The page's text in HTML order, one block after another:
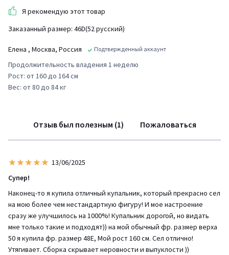
Я рекомендую этот товар
Заказанный размер: 46D(52 русский)
Eлена , Москва, Россия Подтвержденный аккаунт
Продолжительность владения 1 неделю
Рост: от 160 до 164 см
Вес: от 80 до 84 кг
Отзыв был полезным (1) Пожаловаться
13/06/2025
Супер!
Наконец-то я купила отличный купальник, который прекрасно сел
на мою более чем нестандартную фигуру! И мое настроение
сразу же улучшилось на 1000%! Купальник дорогой, но видать
мне только такие и подходят)) на мой обычный фр. размер верха
50 я купила фр. размер 48Е, Мой рост 160 см. Сел отлично!
Утягивает. Сборка скрывает неровности и выпуклости ))